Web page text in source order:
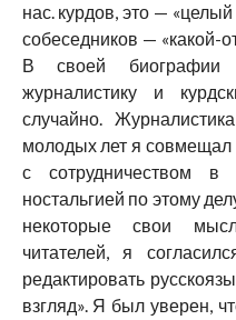
нас. курдов, это —
собеседников — «какой-
В своей
журналистику и
случайно.
молодых лет я совмещал
с сотрудничеством в
ностальгией по этому
некоторые свои
читателей, я
редактировать
взгляд». Я был уверен,